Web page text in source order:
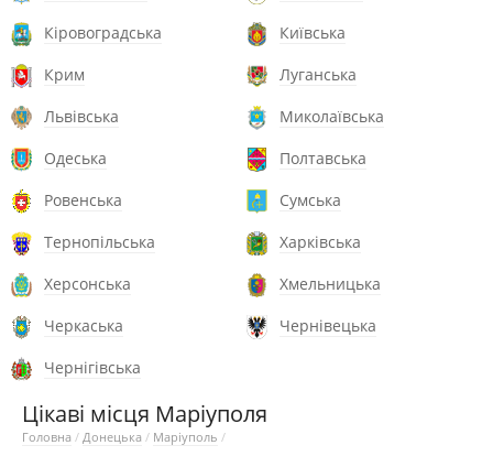
Кіровоградська
Київська
Крим
Луганська
Львівська
Миколаївська
Одеська
Полтавська
Ровенська
Сумська
Тернопільська
Харківська
Херсонська
Хмельницька
Черкаська
Чернівецька
Чернігівська
Цікаві місця Маріуполя
Головна / Донецька / Маріуполь /